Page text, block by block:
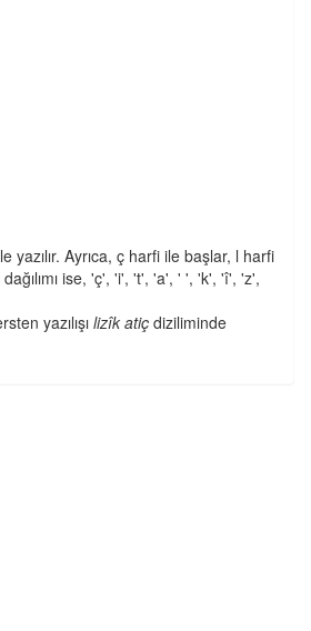
yazılır. Ayrıca, ç harfi ile başlar, l harfi
ise, 'ç', 'i', 't', 'a', ' ', 'k', 'î', 'z',
yazılışı lizîk atiç diziliminde